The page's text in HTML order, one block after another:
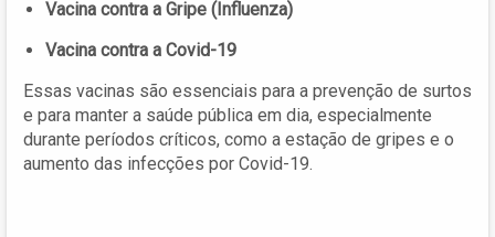
Vacina contra a Gripe (Influenza)
Vacina contra a Covid-19
Essas vacinas são essenciais para a prevenção de surtos
e para manter a saúde pública em dia, especialmente
durante períodos críticos, como a estação de gripes e o
aumento das infecções por Covid-19.